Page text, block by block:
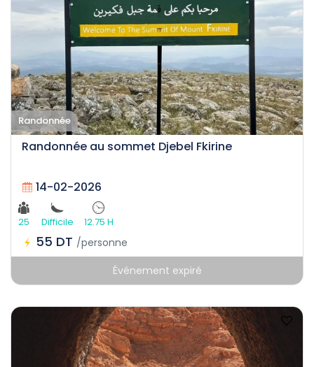
Randonnée
Randonnée au sommet Djebel Fkirine
14-02-2026
25 Difficile 12.75 H
55 DT /personne
Événement expiré